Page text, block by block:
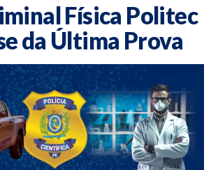
Física Politec
da Última Prova